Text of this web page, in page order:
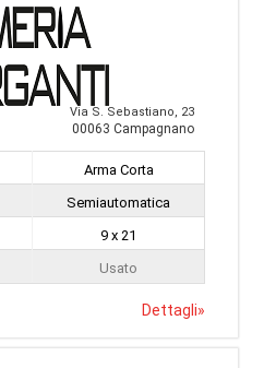
Via S. Sebastiano, 23
00063 Campagnano
Arma Corta
Semiautomatica
9 x 21
Usato
Dettagli»